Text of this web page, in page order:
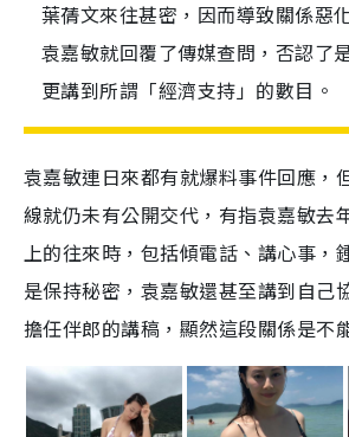
葉蒨文來往甚密，因而導致關係惡
袁嘉敏就回覆了傳媒查問，否認了
更講到所謂「經濟支持」的數目。
袁嘉敏連日來都有就爆料事件回應，
線就仍未有公開交代，有指袁嘉敏去
上的往來時，包括傾電話、講心事，
是保持秘密，袁嘉敏還甚至講到自己
擔任伴郎的講稿，顯然這段關係是不